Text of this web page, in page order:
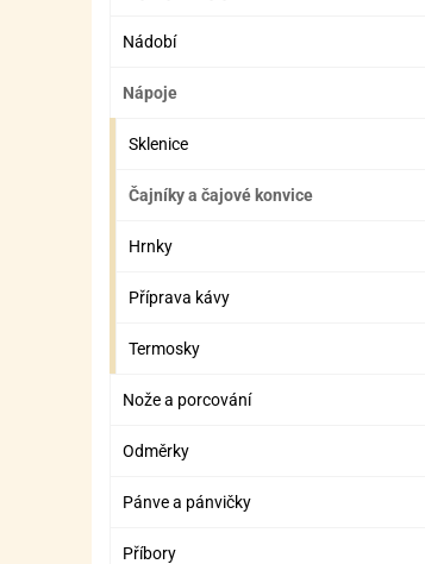
Nádobí
Nápoje
Sklenice
Čajníky a čajové konvice
Hrnky
Příprava kávy
Termosky
Nože a porcování
Odměrky
Pánve a pánvičky
Příbory